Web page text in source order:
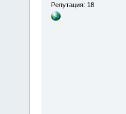
Репутация: 18